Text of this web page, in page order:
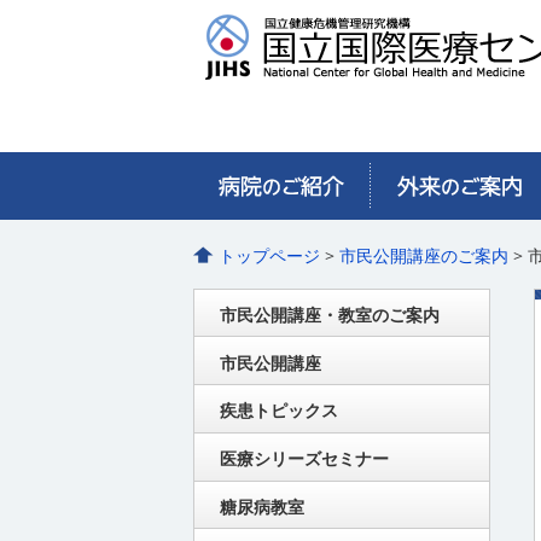
トップページ >市民公開講座のご案内 >
市民公開講座・教室のご案内
市民公開講座
疾患トピックス
医療シリーズセミナー
糖尿病教室